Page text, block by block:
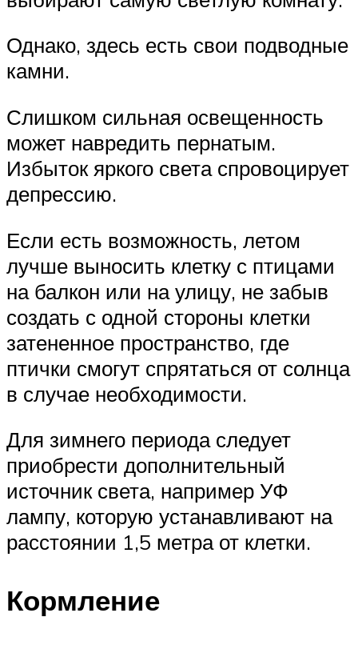
Однако, здесь есть свои подводные
камни.
Слишком сильная освещенность
может навредить пернатым.
Избыток яркого света спровоцирует
депрессию.
Если есть возможность, летом
лучше выносить клетку с птицами
на балкон или на улицу, не забыв
создать с одной стороны клетки
затененное пространство, где
птички смогут спрятаться от солнца
в случае необходимости.
Для зимнего периода следует
приобрести дополнительный
источник света, например УФ
лампу, которую устанавливают на
расстоянии 1,5 метра от клетки.
Кормление